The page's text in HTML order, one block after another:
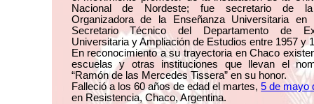
Nacional de Nordeste; fue secretario de
Organizadora de la Enseñanza Universitaria en
Secretario Técnico del Departamento de
Universitaria y Ampliación de Estudios entre 1957 y
En reconocimiento a su trayectoria en Chaco
escuelas y otras instituciones que llevan el
“Ramón de las Mercedes Tissera” en su honor.
Falleció a los 60 años de edad el martes,5 de mayo
en Resistencia, Chaco, Argentina.